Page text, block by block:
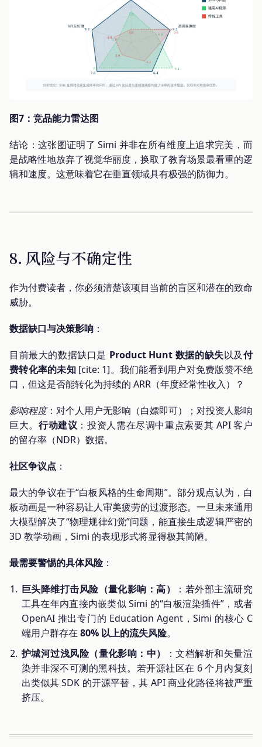
图7：竞品能力雷达图
结论：这张图证明了 Simi 并非在所有维度上追求完美，而
是战略性地放弃了视觉华丽度，换取了教育场景最看重的逻
辑和速度。这意味着它在垂直领域具有极强的防御力。
8. 风险与不确定性
作为付费读者，你必须清楚该项目当前的盲区和潜在的致命
威胁。
数据缺口与决策影响 ：
目前最大的数据缺口是 Product Hunt 数据的缺失以及付
费转化率的未知[cite: 1]。我们能看到用户对免费版赞不绝
口，但这是否能转化为持续的 ARR（年度经常性收入）？
影响程度：对个人用户无影响（白嫖即可）；对投资人影响
巨大。 行动建议 ：投资人需在尽调中重点索要其 API 客户
的留存率（NDR）数据。
社区争议点 ：
最大的争议在于“白板风格的生命周期”。部分观点认为，白
板动画是一种容易让人审美疲劳的过渡形态。一旦未来通用
大模型解决了“物理规律幻觉”问题，能直接生成逻辑严密的
3D 教学动画，Simi 的表现形式将显得极其简陋。
最需要警惕的具体风险：
巨头降维打击风险（量化影响：高）
：若外部主流研究
工具在年内直接内嵌类似 Simi 的“白板渲染插件”，或者
OpenAI 推出专门的 Education Agent，Simi 的核心 C
端用户群存在 80% 以上的流失风险。
护城河过浅风险（量化影响：中）
：文档解析和矢量渲
染并非深不可测的黑科技。若开源社区在 6 个月内复刻
出类似其 SDK 的开源平替，其 API 商业化路径将被严重
挤压。